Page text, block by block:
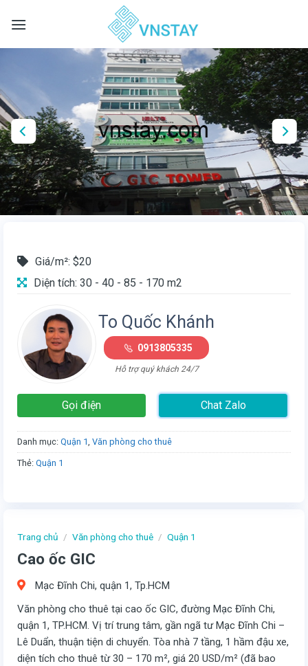
Trang chủ / Văn phòng cho thuê / Quận 1
Cao ốc GIC
Mạc Đĩnh Chi, quận 1, Tp.HCM
Văn phòng cho thuê tại cao ốc GIC, đường Mạc Đĩnh Chi,
quận 1, TP.HCM. Vị trí trung tâm, gần ngã tư Mạc Đĩnh Chi –
Lê Duẩn, thuận tiện di chuyển. Tòa nhà 7 tầng, 1 hầm đậu xe,
diện tích cho thuê từ 30 – 170 m², giá 20 USD/m² (đã bao
Giá/m²: $20
Diện tích: 30 - 40 - 85 - 170 m2
To Quốc Khánh
0913805335
Hỗ trợ quý khách 24/7
Gọi điện Chat Zalo
Danh mục: Quận 1 Văn phòng cho thuê
Thẻ: Quận 1